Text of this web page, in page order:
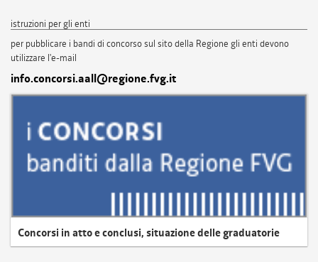
istruzioni per gli enti
per pubblicare i bandi di concorso sul sito della Regione gli enti devono
utilizzare l'e-mail
info.concorsi.aall@regione.fvg.it
Concorsi in atto e conclusi, situazione delle graduatorie